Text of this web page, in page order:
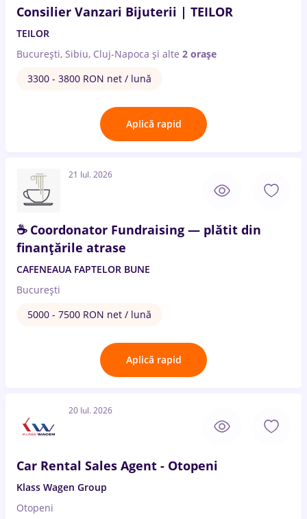
Consilier Vanzari Bijuterii | TEILOR
TEILOR
București, Sibiu, Cluj-Napoca și alte 2 orașe
3300 - 3800 RON net / lună
Aplică rapid
21 Iul. 2026
☕ Coordonator Fundraising — plătit din
finanțările atrase
CAFENEAUA FAPTELOR BUNE
București
5000 - 7500 RON net / lună
Aplică rapid
20 Iul. 2026
Car Rental Sales Agent - Otopeni
Klass Wagen Group
Otopeni